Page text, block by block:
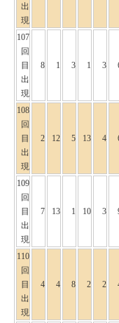
出
現
107
回
目
出
現
8 1 3 1 3
108
回
目
出
現
2 12 5 13 4
109
回
目
出
現
7 13 1 10 3
110
回
目
出
現
4 4 8 2 2